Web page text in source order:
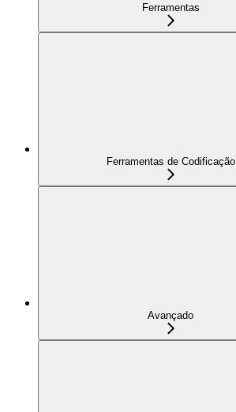
Ferramentas
Ferramentas de Codificação
Avançado